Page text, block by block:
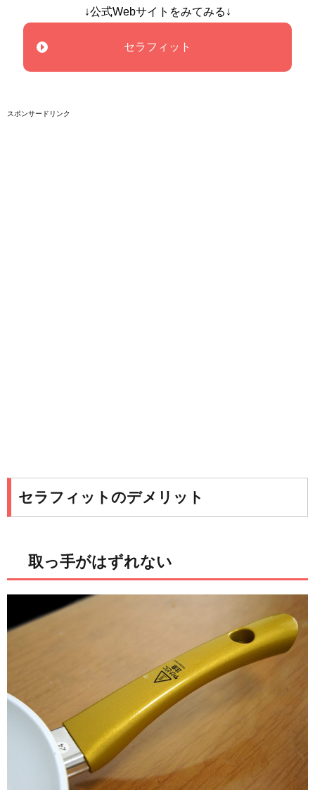
↓公式Webサイトをみてみる↓
セラフィット
スポンサードリンク
セラフィットのデメリット
取っ手がはずれない